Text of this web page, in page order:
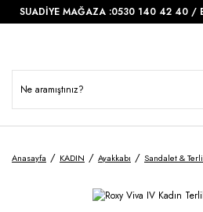
SUADİYE MAĞAZA :0530 140 42 40 /
Anasayfa KADIN Ayakkabı Sandalet &